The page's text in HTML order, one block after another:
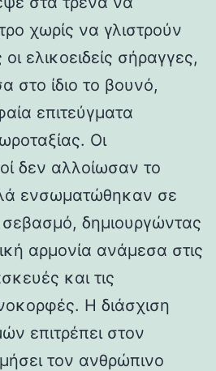
χωρίς να γλιστρούν
ελικοειδείς σήραγγες,
στο ίδιο το βουνό,
επιτεύγματα
Οι
δεν αλλοίωσαν το
ενσωματώθηκαν σε
δημιουργώντας
αρμονία ανάμεσα στις
και τις
Η διάσχιση
επιτρέπει στον
τον ανθρώπινο